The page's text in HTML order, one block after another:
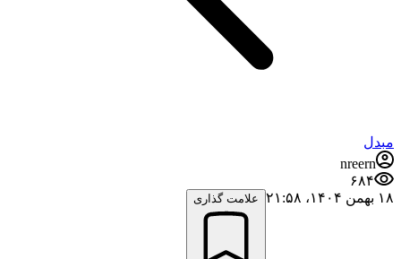
مبدل
nreern
۶۸۴
۱۸ بهمن ۱۴۰۴،‏ ۲۱:۵۸
علامت گذاری